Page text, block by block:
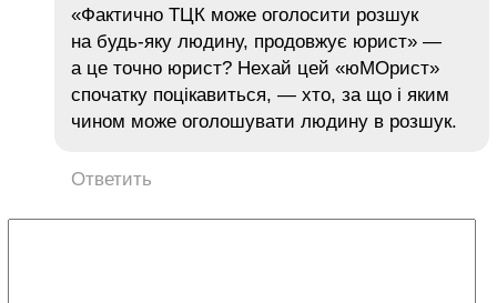
«Фактично ТЦК може оголосити розшук
на будь-яку людину, продовжує юрист» —
а це точно юрист? Нехай цей «юМОрист»
спочатку поцікавиться, — хто, за що і яким
чином може оголошувати людину в розшук.
Ответить